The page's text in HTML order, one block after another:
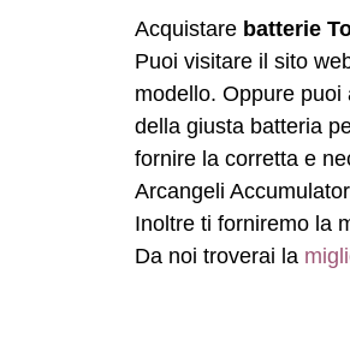
Acquistare batterie
Puoi visitare il sito
modello. Oppure
della giusta batteria
fornire la corretta e
Arcangeli
Inoltre ti forniremo la
Da noi troverai la